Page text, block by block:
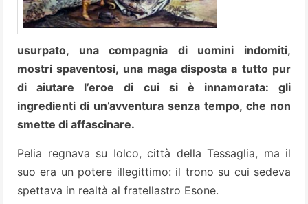
usurpato, una compagnia di uomini indomiti,
mostri spaventosi, una maga disposta a tutto pur
di aiutare l’eroe di cui si è innamorata: gli
ingredienti di un’avventura senza tempo, che non
smette di affascinare.
Pelia regnava su Iolco, città della Tessaglia, ma il
suo era un potere illegittimo: il trono su cui sedeva
spettava in realtà al fratellastro Esone.